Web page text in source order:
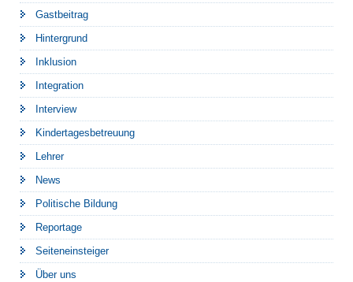
Gastbeitrag
Hintergrund
Inklusion
Integration
Interview
Kindertagesbetreuung
Lehrer
News
Politische Bildung
Reportage
Seiteneinsteiger
Über uns